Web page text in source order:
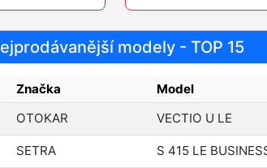
modely - TOP 15
Značka Model
OTOKAR VECTIO U LE
SETRA S 415 LE